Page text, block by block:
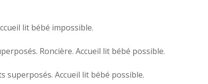
lit bébé impossible.
Roncière. Accueil lit bébé possible.
superposés. Accueil lit bébé possible.